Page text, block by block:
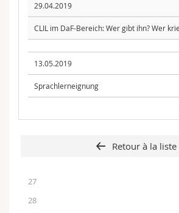
29.04.2019
CLIL im DaF-Bereich: Wer gibt ihn? Wer
13.05.2019
Sprachlerneignung
Retour à la liste
27
28